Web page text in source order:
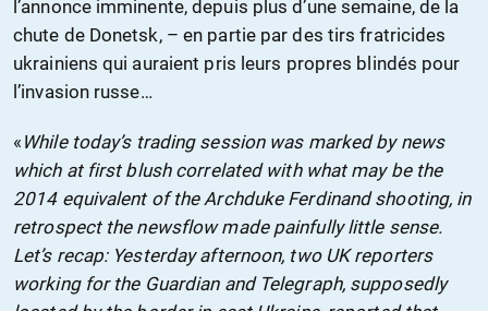
l’annonce imminente, depuis plus d’une semaine, de la
chute de Donetsk, – en partie par des tirs fratricides
ukrainiens qui auraient pris leurs propres blindés pour
l’invasion russe…
« While today’s trading session was marked by news
which at first blush correlated with what may be the
2014 equivalent of the Archduke Ferdinand shooting, in
retrospect the newsflow made painfully little sense.
Let’s recap: Yesterday afternoon, two UK reporters
working for the Guardian and Telegraph, supposedly